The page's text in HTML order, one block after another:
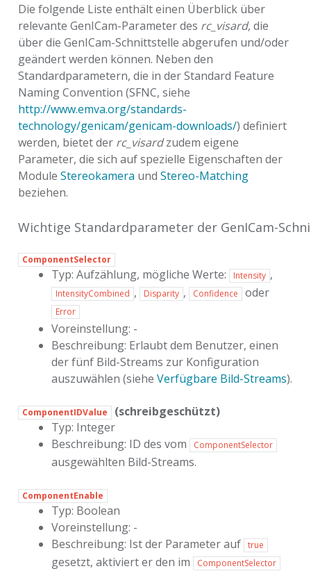
Die folgende Liste enthält einen Überblick über
relevante GenICam-Parameter des rc_visard, die
über die GenICam-Schnittstelle abgerufen und/oder
geändert werden können. Neben den
Standardparametern, die in der Standard Feature
Naming Convention (SFNC, siehe
http://www.emva.org/standards-
technology/genicam/genicam-downloads/) definiert
werden, bietet der rc_visardzudem eigene
Parameter, die sich auf spezielle Eigenschaften der
Module Stereokamera und Stereo-Matching
beziehen.
Wichtige Standardparameter der GenICam-
ComponentSelector
Typ: Aufzählung, mögliche Werte: Intensity ,
IntensityCombined , Disparity , Confidence oder
Error
Voreinstellung: -
Beschreibung: Erlaubt dem Benutzer, einen
der fünf Bild-Streams zur Konfiguration
auszuwählen (siehe Verfügbare Bild-Streams).
ComponentIDValue
(schreibgeschützt)
Typ: Integer
Beschreibung: ID des vom
ComponentSelector
ausgewählten Bild-Streams.
ComponentEnable
Typ: Boolean
Voreinstellung: -
Beschreibung: Ist der Parameter auf true
gesetzt, aktiviert er den im ComponentSelector